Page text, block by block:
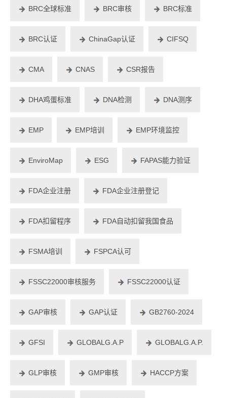
BRC全球标准 BRC审核 BRC标准
BRC认证 ChinaGap认证 CIFSQ
CMA CNAS CSR报告
DHA鸡蛋标准 DNA检测 DNA测序
EMP EMP培训 EMP环境监控
EnviroMap ESG FAPAS能力验证
FDA企业注册 FDA企业注册登记
FDA扣留程序 FDA自动扣留我国食品
FSMA培训 FSPCA认可
FSSC22000审核服务 FSSC22000认证
GAP审核 GAP认证 GB2760-2024
GFSI GLOBALG.A.P GLOBALG.A.P.
GLP审核 GMP审核 HACCP方案